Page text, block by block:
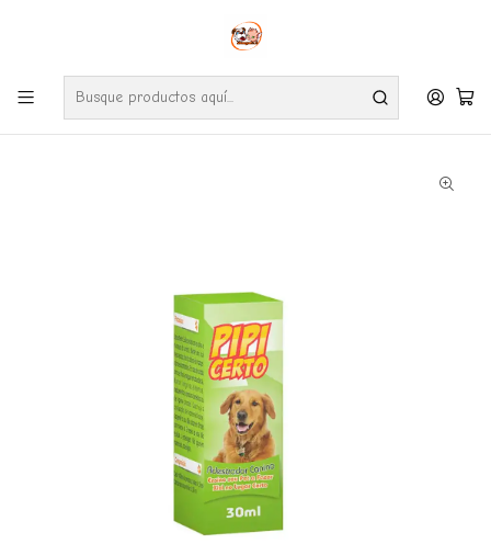
Envíos gratuitos por compras desde $24.990 en la RM (Comunas informadas
Ve nuestras zonas de cobertura diaria.
Inicio Perros Higiene y limpieza Xixi Educador de Perros 30Ml